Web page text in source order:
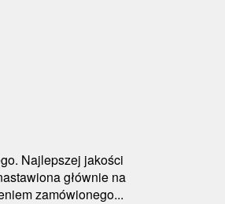
Najlepszej jakości
głównie na
zamówionego...